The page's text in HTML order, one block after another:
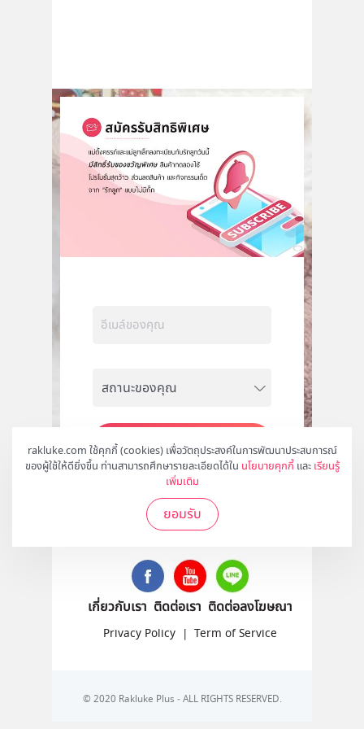
rakluke.com ใช้คุกกี้ (cookies) เพื่อวัตถุประสงค์ในการพัฒนาประสบการณ์
ของผู้ใช้ให้ดียิ่งขึ้น ท่านสามารถศึกษารายละเอียดได้ใน นโยบายคุกกี้ และ เรียนรู้
เพิ่มเติม
ยอมรับ
สมัคร
ติดตามเราได้ที่
เกี่ยวกับเรา ติดต่อเรา ติดต่อลงโฆษณา
Privacy Policy | Term of Service
© 2020 Rakluke Plus - ALL RIGHTS RESERVED.